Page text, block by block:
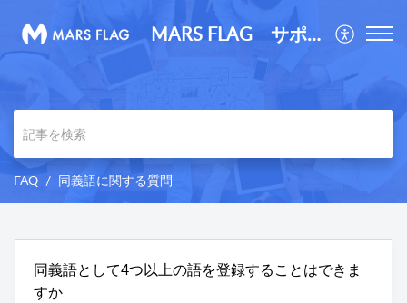
MARS FLAG サポートサイト
FAQ 同義語に関する質問
同義語として4つ以上の語を登録することはできま
すか